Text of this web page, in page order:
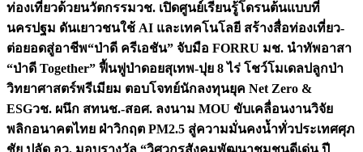
ท่องเที่ยวด้วยนวัตกรรมวช. เปิดศูนย์เรียนรู้โดรนต้นแบบที่
นครปฐม ดันเยาวชนใช้ AI และเทคโนโลยี สร้างสื่อท่องเที่ยว-
ต่อยอดสู่อาชีพ“ป่าดี ครีเอชัน” จับมือ FORRU มช. นำทัพอาสา
“ป่าดี Together” ฟื้นฟูป่าดอยสุเทพ-ปุย 8 ไร่ โชว์โมเดลปลูกป่า
วิทยาศาสตร์พรีเมียม ตอบโจทย์นักลงทุนยุค Net Zero &
ESGวช. ผนึก สทนช.-สอศ. ลงนาม MOU ขับเคลื่อนงานวิจัย
พลิกอนาคตไทย ฝ่าวิกฤต PM2.5 สู่ความมั่นคงน้ำทั่วประเทศศุภ
ชัย ปลัด อว. มอบรางวัล “วิศวกรสังคมพัฒนาชุมชนดีเด่น ปี